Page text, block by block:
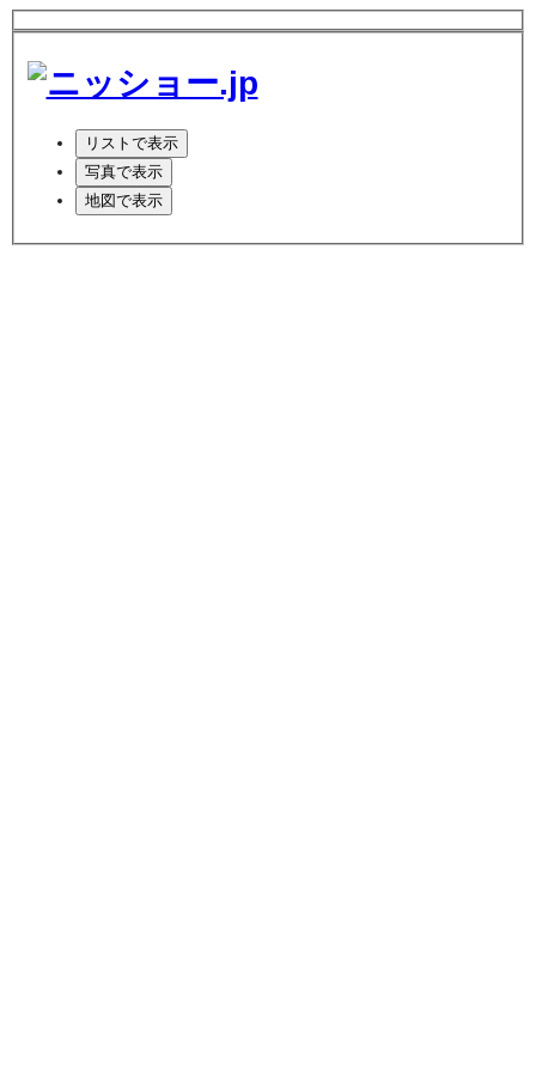
リスト で表示
写真で表示
地図で表示